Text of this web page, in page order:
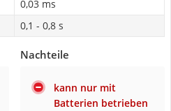
0,03 ms
0,1 - 0,8 s
Nachteile
kann nur mit
Batterien betrieben